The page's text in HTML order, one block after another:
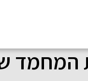
המחמד